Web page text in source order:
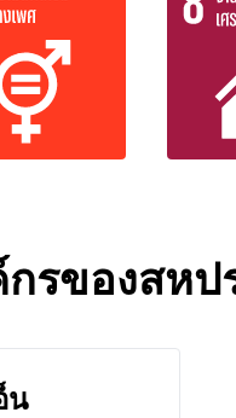
กรของสห
น